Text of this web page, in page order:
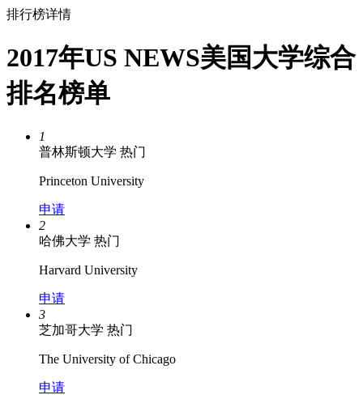
排行榜详情
2017年US NEWS美国大学综合
排名榜单
1
普林斯顿大学 热门
Princeton University
申请
2
哈佛大学 热门
Harvard University
申请
3
芝加哥大学 热门
The University of Chicago
申请